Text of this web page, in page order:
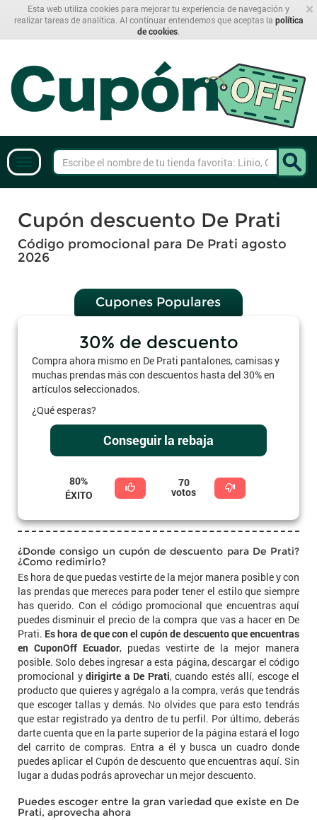
×
Esta web utiliza cookies para mejorar tu experiencia de navegación y
realizar tareas de analítica. Al continuar entendemos que aceptas la política
de cookies
Cupón descuento De Prati
Código promocional para De Prati agosto
2026
Cupones Populares
30% de descuento
Compra ahora mismo en De Prati pantalones, camisas y
muchas prendas más con descuentos hasta del 30% en
artículos seleccionados.
¿Qué esperas?
Conseguir la rebaja
80%
ÉXITO
70
votos
¿Donde consigo un cupón de descuento para De Prati?
¿Como redimirlo?
Es hora de que puedas vestirte de la mejor manera posible y con
las prendas que mereces para poder tener el estilo que siempre
has querido. Con el código promocional que encuentras aquí
puedes disminuir el precio de la compra que vas a hacer en De
Prati. Es hora de que con el cupón de descuento que encuentras
en CuponOff Ecuador, puedas vestirte de la mejor manera
posible. Solo debes ingresar a esta página, descargar el código
promocional y dirigirte a De Prati, cuando estés allí, escoge el
producto que quieres y agrégalo a la compra, verás que tendrás
que escoger tallas y demás. No olvides que para esto tendrás
que estar registrado ya dentro de tu perfil. Por último, deberás
darte cuenta que en la parte superior de la página estará el logo
del carrito de compras. Entra a él y busca un cuadro donde
puedes aplicar el Cupón de descuento que encuentras aquí. Sin
lugar a dudas podrás aprovechar un mejor descuento.
Puedes escoger entre la gran variedad que existe en De
Prati, aprovecha ahora